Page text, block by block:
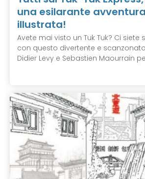
una esilarante avventura
illustrata!
Avete mai visto un Tuk Tuk? Ci siete
con questo divertente e
Didier Levy e Sebastien Maourrain